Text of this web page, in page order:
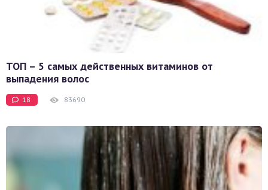
ТОП – 5 самых действенных витаминов от
выпадения волос
18 83690